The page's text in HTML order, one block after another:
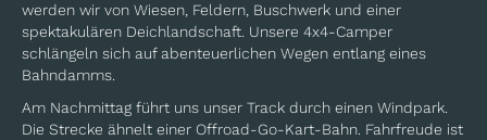
werden wir von Wiesen, Feldern, Buschwerk und einer
spektakulären Deichlandschaft. Unsere 4x4-Camper
schlängeln sich auf abenteuerlichen Wegen entlang eines
Bahndamms.
Am Nachmittag führt uns unser Track durch einen Windpark.
Die Strecke ähnelt einer Offroad-Go-Kart-Bahn. Fahrfreude ist